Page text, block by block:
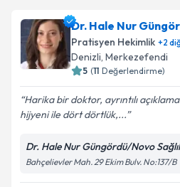
Dr. Hale Nur
Pratisyen Hekimlik +2
Denizli, Merkezefendi
5 (11 Değerlendirme)
Harika bir doktor, ayrıntılı
hijyeni ile dört dörtlük,...
Dr. Hale Nur Güngördü/Novo
Bahçelievler Mah. 29 Ekim Bulv. No:137/B